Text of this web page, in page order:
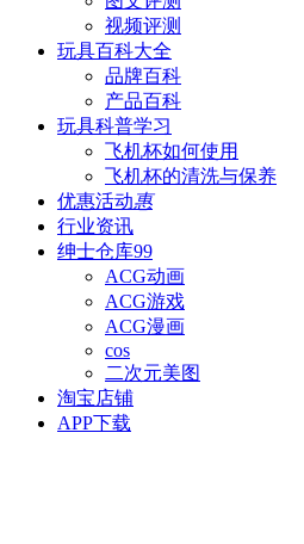
视频评测
玩具百科大全
品牌百科
产品百科
玩具科普学习
飞机杯如何使用
飞机杯的清洗与保养
优惠活动惠
行业资讯
绅士仓库99
ACG动画
ACG游戏
ACG漫画
cos
二次元美图
淘宝店铺
APP下载